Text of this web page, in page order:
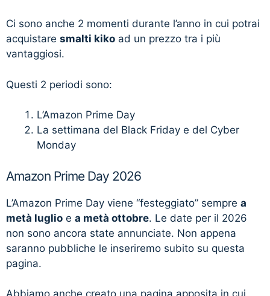
Ci sono anche 2 momenti durante l’anno in cui potrai
acquistare smalti kiko ad un prezzo tra i più
vantaggiosi.
Questi 2 periodi sono:
L’Amazon Prime Day
La settimana del Black Friday e del Cyber
Monday
Amazon Prime Day 2026
L’Amazon Prime Day viene “festeggiato” sempre a
metà luglio e a metà ottobre. Le date per il 2026
non sono ancora state annunciate. Non appena
saranno pubbliche le inseriremo subito su questa
pagina.